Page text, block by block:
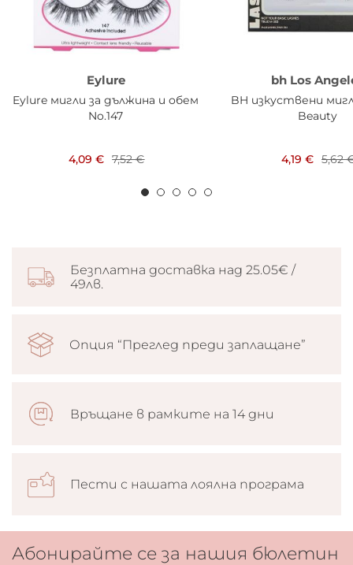
Eylure
Eylure мигли за дължина и обем
No.147
4,09 € 7,52 €
bh Los
BH изкуствени
Beauty
4,19 € 5,62
Безплатна доставка над 25.05€ /
49лв.
Опция “Преглед преди заплащане”
Връщане в рамките на 14 дни
Пести с нашата лоялна програма
Абонирайте се за нашия бюлетин